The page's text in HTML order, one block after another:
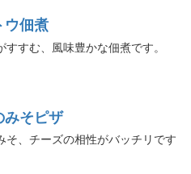
ウ佃煮
すすむ、風味豊かな佃煮です。
みそピザ
そ、チーズの相性がバッチリです